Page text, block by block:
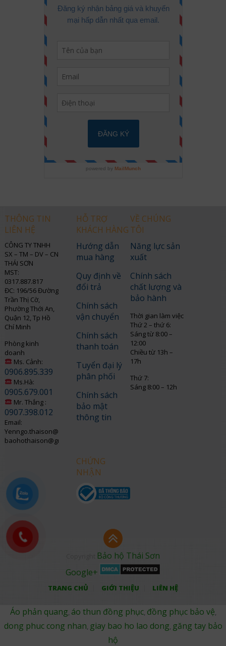
THÔNG TIN
LIÊN HỆ
CÔNG TY TNHH
SX – TM – DV – CN
THÁI SƠN
MST:
0317.887.817
ĐC: 196/56 Đường
Trần Thị Cờ,
Phường Thới An,
Quận 12, Tp Hồ
Chí Minh
Phòng kinh
doanh
Ms. Cảnh:
0906.895.339
Ms.Hà:
0905.679.001
Mr. Thắng :
0907.398.012
Email:
Yenngo.thaison@gmail.com
baohothaison@gmail.com
HỖ TRỢ
KHÁCH HÀNG
Hướng dẫn
mua hàng
Quy định về
đổi trả
Chính sách
vận chuyển
Chính sách
thanh toán
Tuyển đại lý
phân phối
Chính sách
bảo mật
thông tin
CHỨNG
NHẬN
VỀ CHÚNG
TÔI
Năng lực sản
xuất
Chính sách
chất lượng và
bảo hành
Thời gian làm việc
Thứ 2 – thứ 6:
Sáng từ 8:00 –
12:00
Chiều từ 13h –
17h
Thứ 7:
Sáng 8:00 – 12h
Bảo hộ Thái Sơn
Google+
TRANG CHỦ GIỚI THIỆU LIÊN HỆ
Áo phản quang áo thun đồng phục, đồng phục bảo vệ
dong phuc cong nhan giay bao ho lao dong găng tay bảo
hộ